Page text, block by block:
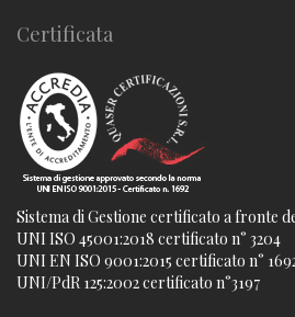
Certificata
Sistema di Gestione certificato a fronte
UNI ISO 45001:2018 certificato n° 3204
UNI EN ISO 9001:2015 certificato n°
UNI/PdR 125:2002 certificato n°3197